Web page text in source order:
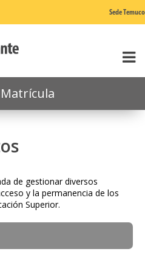
Sede Temuco
de gestionar diversos
y la permanencia de los
Superior.